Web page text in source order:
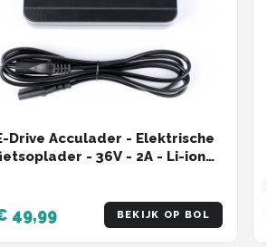
Drive Acculader - Elektrische
- 36V - 2A - Li-ion
49,99 BEKIJK OP BOL